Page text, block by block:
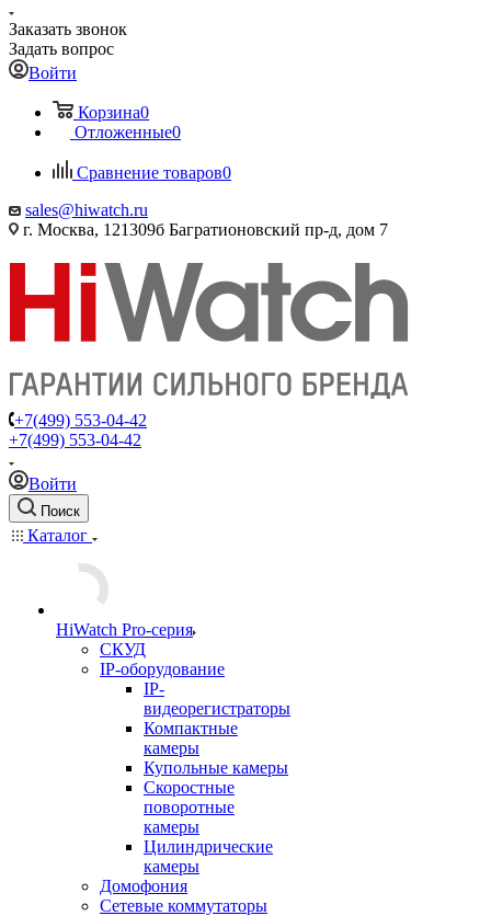
Заказать звонок
Задать вопрос
Войти
Корзина0
Отложенные0
Сравнение товаров0
sales@hiwatch.ru
г. Москва, 121309б Багратионовский пр-д, дом 7
+7(499) 553-04-42
+7(499) 553-04-42
Войти
Поиск
Каталог
HiWatch Pro-серия
CКУД
IP-оборудование
IP-
видеорегистраторы
Компактные
камеры
Купольные камеры
Скоростные
поворотные
камеры
Цилиндрические
камеры
Домофония
Сетевые коммутаторы